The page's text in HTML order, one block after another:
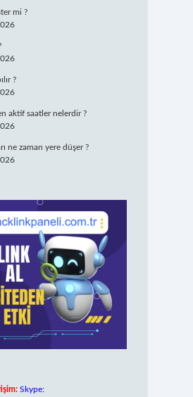
mi ?
?
aktif saatler nelerdir ?
ne zaman yere düşer ?
Skype: